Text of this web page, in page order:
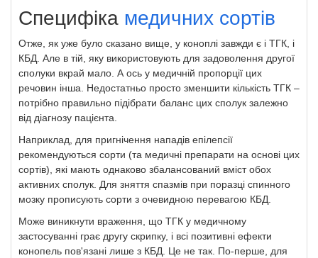
Специфіка медичних сортів
Отже, як уже було сказано вище, у коноплі завжди є і ТГК, і
КБД. Але в тій, яку використовують для задоволення другої
сполуки вкрай мало. А ось у медичній пропорції цих
речовин інша. Недостатньо просто зменшити кількість ТГК –
потрібно правильно підібрати баланс цих сполук залежно
від діагнозу пацієнта.
Наприклад, для пригнічення нападів епілепсії
рекомендуються сорти (та медичні препарати на основі цих
сортів), які мають однаково збалансований вміст обох
активних сполук. Для зняття спазмів при поразці спинного
мозку прописують сорти з очевидною перевагою КБД.
Може виникнути враження, що ТГК у медичному
застосуванні грає другу скрипку, і всі позитивні ефекти
конопель пов'язані лише з КБД. Це не так. По-перше, для